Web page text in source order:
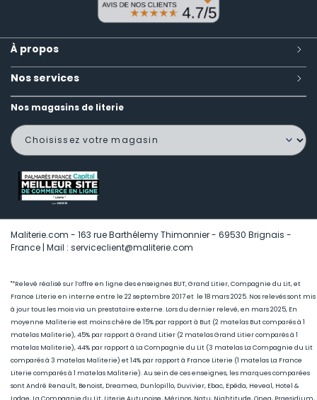
À propos
Nos services
Nos magasins de literie
Maliterie.com - 163 rue Barthélemy Thimonnier - 69530 Brignais -
France | Mail : serviceclient@maliterie.com
"*Relevé réalisé sur l’offre en ligne des enseignes BUT, Grand Litier, Compagnie du Lit, et
France Literie en interne entre le 22 septembre 2017 et le 18 mars 2025. Nos relevés sont mis
à jour tous les mois via un prestataire externe. Lors du dernier relevé, en mars 2025, En
moyenne Maliterie est moins chère de 15% par rapport à But (2 matelas But comparés à 1
matelas Maliterie), 45% par rapport à Grand Litier (2 matelas Grand Litier comparés à 1
matelas Maliterie), 44% par rapport à La Compagnie du Lit (3 matelas La Compagnie du Lit
comparés à 3 matelas Maliterie) et 14% par rapport à France Literie (1 matelas La France
Literie comparés à 1 matelas Maliterie). Au sein de ces enseignes, les marques comparées
sont André Renault, Benoist, Dreamea, Dunlopillo, Duvivier, Ebac, Epéda, Heveal, Hotel &